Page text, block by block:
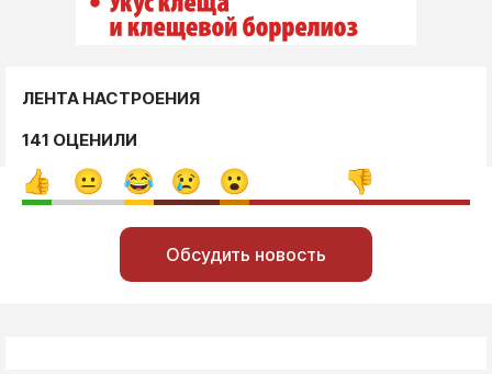
ЛЕНТА НАСТРОЕНИЯ
141 ОЦЕНИЛИ
Обсудить новость